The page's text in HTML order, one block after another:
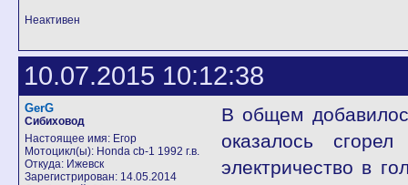
Неактивен
10.07.2015 10:12:38
GerG
Сибиховод
Настоящее имя: Егор
Мотоцикл(ы): Honda cb-1 1992 г.в.
Откуда: Ижевск
Зарегистрирован: 14.05.2014
В общем
оказалось
электричество в